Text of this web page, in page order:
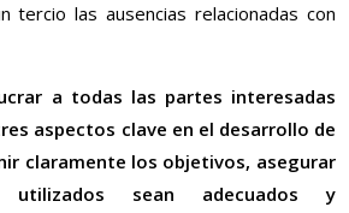
tercio las ausencias relacionadas con
a todas las partes interesadas
aspectos clave en el desarrollo de
claramente los objetivos, asegurar
sean adecuados y